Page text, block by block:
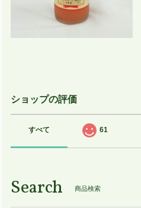
ショップの評価
すべて 61
Search 商品検索